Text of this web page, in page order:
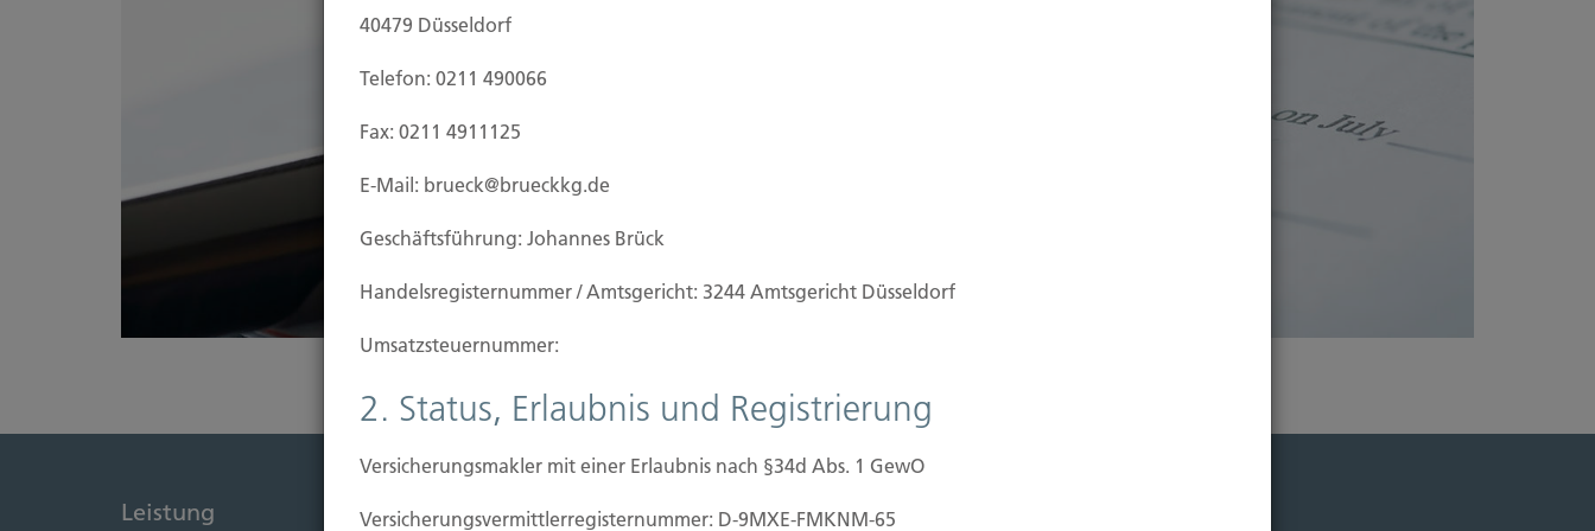
Leistung Immobilien Vers. Kontakt
40479 Düsseldorf
Telefon: 0211 490066
Fax: 0211 4911125
E-Mail: brueck@brueckkg.de
Geschäftsführung: Johannes Brück
Handels­registernummer / Amtsgericht: 3244 Amtsgericht Düsseldorf
Umsatzsteuer­nummer:
2. Status, Erlaubnis und Registrierung
Versicherungsmakler mit einer Erlaubnis nach §34d Abs. 1 GewO
Versicherungs­vermittler­registernummer: D-9MXE-FMKNM-65